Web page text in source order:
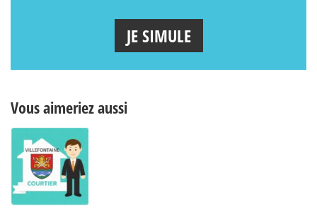
JE SIMULE
Vous aimeriez aussi